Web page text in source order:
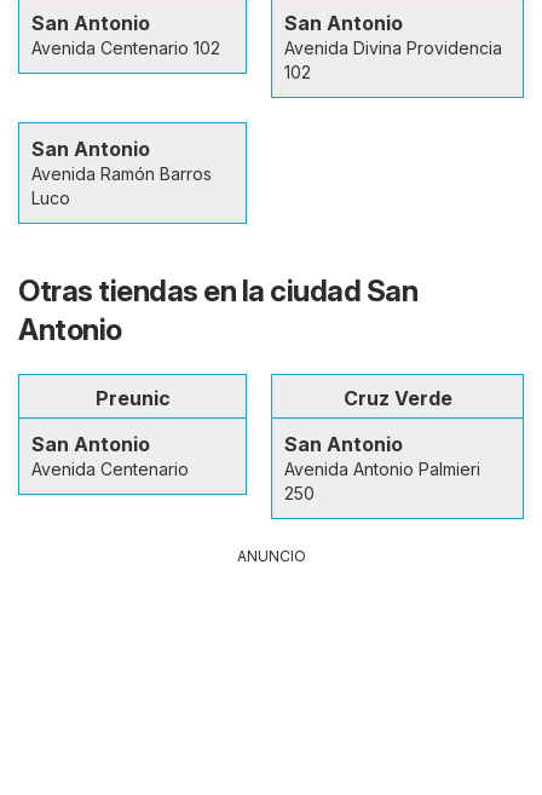
San Antonio
Avenida Centenario 102
San Antonio
Avenida Divina Providencia
102
San Antonio
Avenida Ramón Barros
Luco
Otras tiendas en la ciudad San
Antonio
Preunic
San Antonio
Avenida Centenario
Cruz Verde
San Antonio
Avenida Antonio Palmieri
250
ANUNCIO